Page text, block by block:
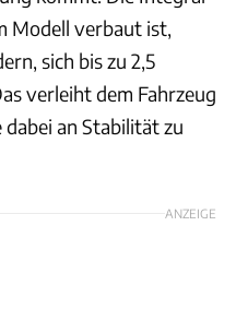
Modell verbaut ist,
sich bis zu 2,5
verleiht dem Fahrzeug
an Stabilität zu
ANZEIGE